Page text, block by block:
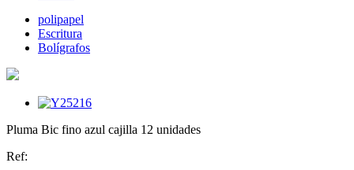
polipapel
Escritura
Bolígrafos
Pluma Bic fino azul cajilla 12 unidades
Ref: